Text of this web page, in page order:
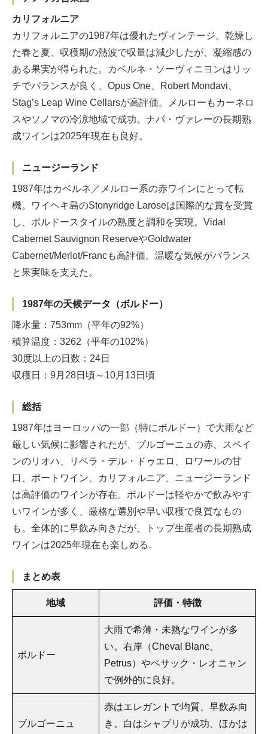
カリフォルニア
カリフォルニアの1987年は優れたヴィンテージ。乾燥し
た春と夏、収穫期の熱波で収量は減少したが、凝縮感の
ある果実が得られた。カベルネ・ソーヴィニヨンはリッ
チでバランスが良く、Opus One、Robert Mondavi、
Stag’s Leap Wine Cellarsが高評価。メルローもカーネロ
スやソノマの冷涼地域で成功。ナパ・ヴァレーの長期熟
成ワインは2025年現在も良好。
ニュージーランド
1987年はカベルネ／メルロー系の赤ワインにとって転
機。ワイヘキ島のStonyridge Laroseは国際的な賞を受賞
し、ボルドースタイルの熟度と調和を実現。Vidal
Cabernet Sauvignon ReserveやGoldwater
Cabernet/Merlot/Francも高評価。温暖な気候がバランス
と果実味を支えた。
1987年の天候データ（ボルドー）
降水量：753mm（平年の92%）
積算温度：3262（平年の102%）
30度以上の日数：24日
収穫日：9月28日頃～10月13日頃
総括
1987年はヨーロッパの一部（特にボルドー）で大雨など
厳しい気候に影響されたが、ブルゴーニュの赤、スペイ
ンのリオハ、リベラ・デル・ドゥエロ、ロワールの甘
口、ポートワイン、カリフォルニア、ニュージーランド
は高評価のワインが存在。ボルドーは軽やかで飲みやす
いワインが多く、厳格な選別や早い収穫で良質なもの
も。全体的に早飲み向きだが、トップ生産者の長期熟成
ワインは2025年現在も楽しめる。
まとめ表
地域 評価・特徴
ボルドー
大雨で希薄・未熟なワインが多
い。右岸（Cheval Blanc、
Petrus）やペサック・レオニャン
で例外的に良好。
ブルゴーニュ
赤はエレガントで均質、早飲み向
き。白はシャブリが成功、ほかは